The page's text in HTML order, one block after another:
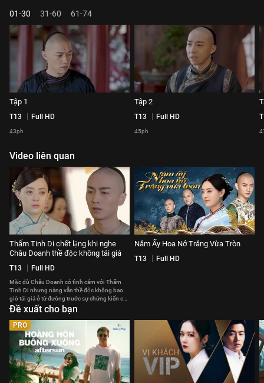
01-30 31-60 61-74
Tập 1
T13 Full HD
43ph
Tập 2
T13 Full HD
45ph
Video liên quan
Thẩm Tinh Di chết lặng khi nghe
Châu Doanh thề độc không tái giá
T13 Full HD
Mặc dù Châu Doanh có tình cảm với Thẩm
Tinh Di nhưng nàng vẫn thề độc không bao
giờ tái giá ở từ đường trước sự chứng kiến của
mọi người.
Năm Ấy Hoa Nở Trăng Vừa Tròn
T13 Full HD
Đề xuất cho bạn
PRO